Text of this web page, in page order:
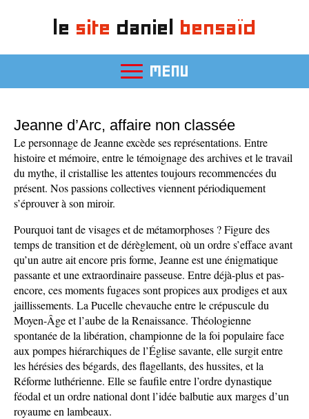
le site daniel bensaïd
MENU
Jeanne d’Arc, affaire non classée
Le personnage de Jeanne excède ses représentations. Entre
histoire et mémoire, entre le témoignage des archives et le travail
du mythe, il cristallise les attentes toujours recommencées du
présent. Nos passions collectives viennent périodiquement
s’éprouver à son miroir.
Pourquoi tant de visages et de métamorphoses ? Figure des
temps de transition et de dérèglement, où un ordre s’efface avant
qu’un autre ait encore pris forme, Jeanne est une énigmatique
passante et une extraordinaire passeuse. Entre déjà-plus et pas-
encore, ces moments fugaces sont propices aux prodiges et aux
jaillissements. La Pucelle chevauche entre le crépuscule du
Moyen-Âge et l’aube de la Renaissance. Théologienne
spontanée de la libération, championne de la foi populaire face
aux pompes hiérarchiques de l’Église savante, elle surgit entre
les hérésies des bégards, des flagellants, des hussites, et la
Réforme luthérienne. Elle se faufile entre l’ordre dynastique
féodal et un ordre national dont l’idée balbutie aux marges d’un
royaume en lambeaux.